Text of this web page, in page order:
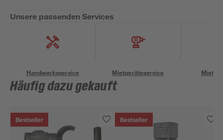
Unsere passenden Services
Handwerksservice Mietgeräteservice
Häufig dazu gekauft
Bestseller Bestseller